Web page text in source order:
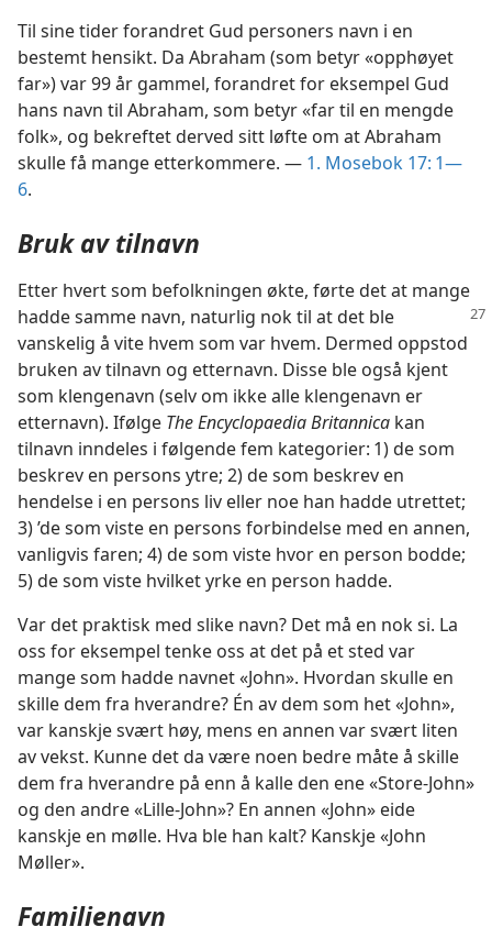
Til sine tider forandret Gud personers navn i en
bestemt hensikt. Da Abraham (som betyr «opphøyet
far») var 99 år gammel, forandret for eksempel Gud
hans navn til Abraham, som betyr «far til en mengde
folk», og bekreftet derved sitt løfte om at Abraham
skulle få mange etterkommere. — 1. Mosebok 17: 1—
6.
Bruk av tilnavn
Etter hvert som befolkningen økte, førte det at mange
hadde samme navn, naturlig nok til at det ble
vanskelig å vite hvem som var hvem. Dermed oppstod
bruken av tilnavn og etternavn. Disse ble også kjent
som klengenavn (selv om ikke alle klengenavn er
etternavn). Ifølge The Encyclopaedia Britannica kan
tilnavn inndeles i følgende fem kategorier: 1) de som
beskrev en persons ytre; 2) de som beskrev en
hendelse i en persons liv eller noe han hadde utrettet;
3) ’de som viste en persons forbindelse med en annen,
vanligvis faren; 4) de som viste hvor en person bodde;
5) de som viste hvilket yrke en person hadde.
Var det praktisk med slike navn? Det må en nok si. La
oss for eksempel tenke oss at det på et sted var
mange som hadde navnet «John». Hvordan skulle en
skille dem fra hverandre? Én av dem som het «John»,
var kanskje svært høy, mens en annen var svært liten
av vekst. Kunne det da være noen bedre måte å skille
dem fra hverandre på enn å kalle den ene «Store-John»
og den andre «Lille-John»? En annen «John» eide
kanskje en mølle. Hva ble han kalt? Kanskje «John
Møller».
Familienavn